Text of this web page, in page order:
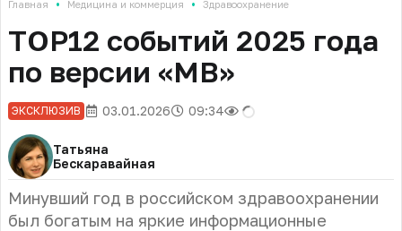
Главная Медицина и коммерция Здравоохранение
TOP12 событий 2025 года
по версии «МВ»
ЭКСКЛЮЗИВ 03.01.2026 09:34
Татьяна
Бескаравайная
Минувший год в российском здравоохранении
был богатым на яркие информационные